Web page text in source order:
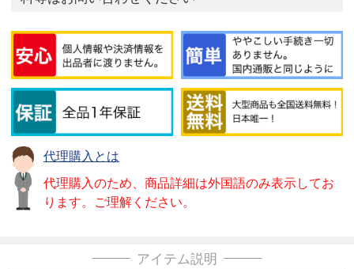
代理購入とは
代理購入のため、商品詳細は外国語のみ表示してお
ります。ご理解ください。
アイテム説明